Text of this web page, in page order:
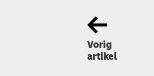
Vorig
artikel